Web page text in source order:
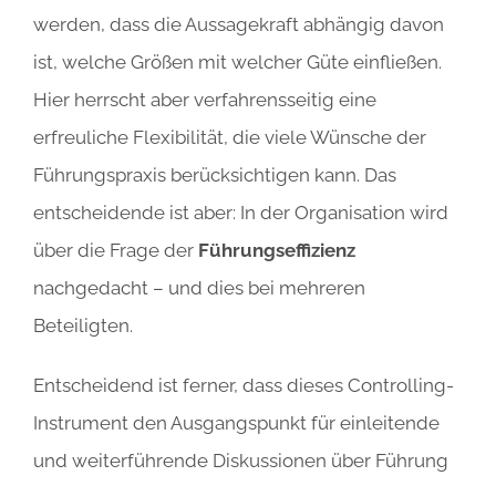
werden, dass die Aussagekraft abhängig davon
ist, welche Größen mit welcher Güte einfließen.
Hier herrscht aber verfahrensseitig eine
erfreuliche Flexibilität, die viele Wünsche der
Führungspraxis berücksichtigen kann. Das
entscheidende ist aber: In der Organisation wird
über die Frage der Führungseffizienz
nachgedacht – und dies bei mehreren
Beteiligten.
Entscheidend ist ferner, dass dieses Controlling-
Instrument den Ausgangspunkt für einleitende
und weiterführende Diskussionen über Führung